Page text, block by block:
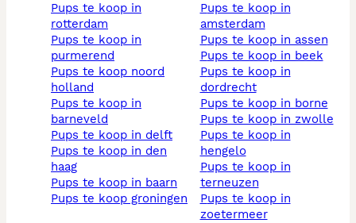
pups te koop in
rotterdam
pups te koop in
purmerend
pups te koop noord
holland
pups te koop in
barneveld
pups te koop in delft
pups te koop in den
haag
pups te koop in baarn
pups te koop groningen
pups te koop in
amsterdam
pups te koop in assen
pups te koop in beek
pups te koop in
dordrecht
pups te koop in borne
pups te koop in zwolle
pups te koop in
hengelo
pups te koop in
terneuzen
pups te koop in
zoetermeer